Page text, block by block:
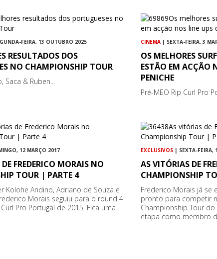
FEIRA, 13 OUTUBRO 2025
RESULTADOS DOS
NO CHAMPIONSHIP TOUR
Saca & Ruben...
CINEMA | SEXTA-FEIRA, 3
OS MELHORES
ESTÃO EM ACÇÃO
PENICHE
Pré-MEO Rip Curl Pro
12 MARÇO 2017
FREDERICO MORAIS NO
TOUR | PARTE 4
Kolohe Andino, Adriano de Souza e
Morais seguiu para o round 4
Pro Portugal de 2015. Fica uma
EXCLUSIVOS | SEXTA-FEIRA,
AS VITÓRIAS DE
CHAMPIONSHIP
Frederico Morais já se
pronto para competir
Championship Tour
etapa como membro